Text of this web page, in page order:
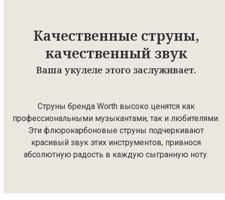
Качественные струны,
качественный звук
Ваша укулеле этого заслуживает.
Струны бренда Worth высоко ценятся как
профессиональными музыкантами, так и любителями.
Эти флюрокарбоновые струны подчеркивают
красивый звук этих инструментов, привнося
абсолютную радость в каждую сыгранную ноту.